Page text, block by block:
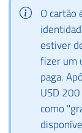
O cartão
estiver
fizer um
paga.
USD
como